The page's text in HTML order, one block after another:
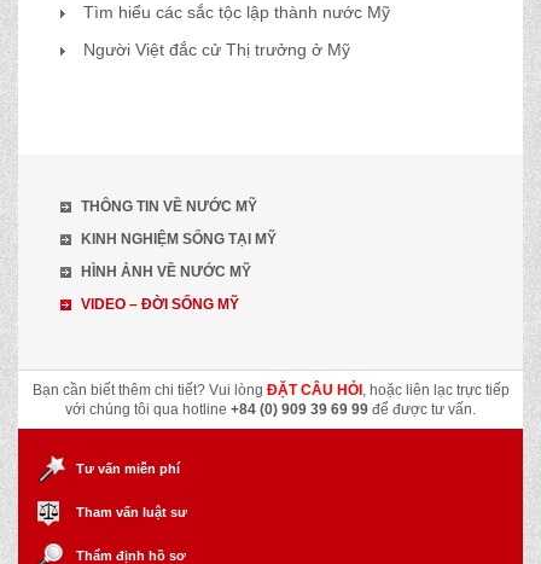
Tìm hiểu các sắc tộc lập thành nước Mỹ
Người Việt đắc cử Thị trưởng ở Mỹ
THÔNG TIN VỀ NƯỚC MỸ
KINH NGHIỆM SỐNG TẠI MỸ
HÌNH ẢNH VỀ NƯỚC MỸ
VIDEO – ĐỜI SỐNG MỸ
Bạn cần biết thêm chi tiết? Vui lòng ĐẶT CÂU HỎI, hoặc liên lạc trực tiếp
với chúng tôi qua hotline +84 (0) 909 39 69 99 để được tư vấn.
Tư vấn miễn phí
Tham vấn luật sư
Thẩm định hồ sơ